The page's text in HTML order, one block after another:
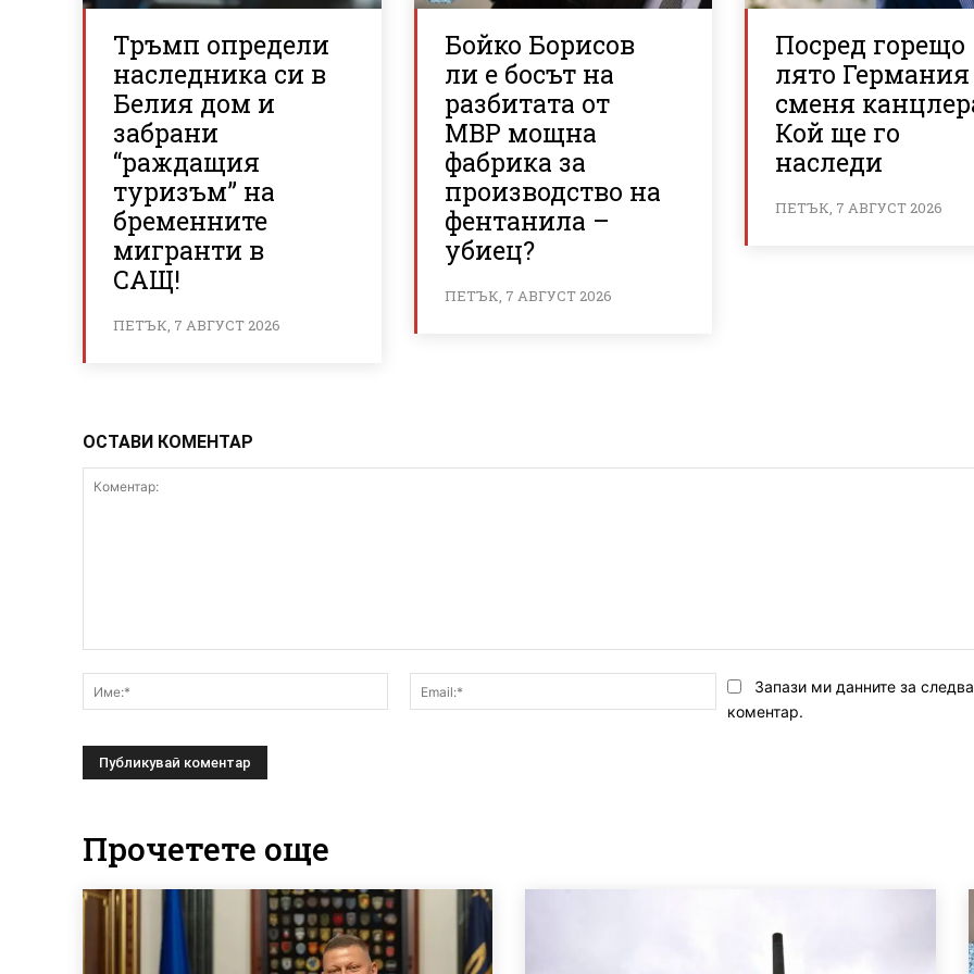
Тръмп определи
наследника си в
Белия дом и
забрани
“раждащия
туризъм” на
бременните
мигранти в
САЩ!
ПЕТЪК, 7 АВГУСТ 2026
Бойко Борисов
ли е босът на
разбитата от
МВР мощна
фабрика за
производство на
фентанила –
убиец?
ПЕТЪК, 7 АВГУСТ 2026
Посред горещо
лято Германия
сменя
Кой ще го
наследи
ПЕТЪК, 7 АВГУСТ 2026
ОСТАВИ КОМЕНТАР
Име:*
Email:*Запази ми данните за
коментар.
Прочетете още